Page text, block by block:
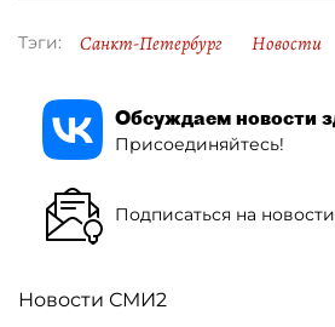
Тэги: Санкт-Петербург Новости
Обсуждаем новости
Присоединяйтесь!
Подписаться на новости
Новости СМИ2